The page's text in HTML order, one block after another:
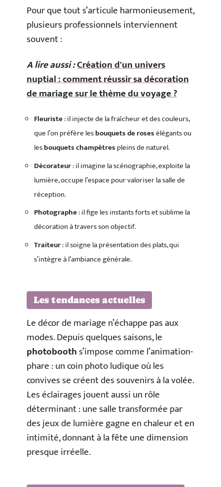
Pour que tout s’articule harmonieusement,
plusieurs professionnels interviennent
souvent :
A lire aussi :Création d'un univers
nuptial : comment réussir sa décoration
de mariage sur le thème du voyage ?
Fleuriste: il injecte de la fraîcheur et des couleurs,
que l’on préfère lesbouquets de rosesélégants ou
lesbouquets champêtres pleins de naturel.
Décorateur: il imagine la scénographie, exploite la
lumière, occupe l’espace pour valoriser la salle de
réception.
Photographe: il fige les instants forts et sublime la
décoration à travers son objectif.
Traiteur: il soigne la présentation des plats, qui
s’intègre à l’ambiance générale.
Les tendances actuelles
Le décor de mariage n’échappe pas aux
modes. Depuis quelques saisons, le
photobooths’impose comme l’animation-
phare : un coin photo ludique où les
convives se créent des souvenirs à la volée.
Les éclairages jouent aussi un rôle
déterminant : une salle transformée par
des jeux de lumière gagne en chaleur et en
intimité, donnant à la fête une dimension
presque irréelle.